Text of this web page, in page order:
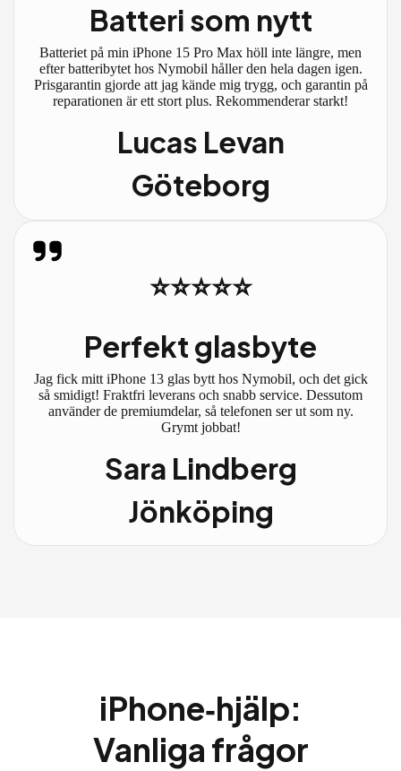
Batteri som nytt
Batteriet på min iPhone 15 Pro Max höll inte längre, men
efter batteribytet hos Nymobil håller den hela dagen igen.
Prisgarantin gjorde att jag kände mig trygg, och garantin på
reparationen är ett stort plus. Rekommenderar starkt!
Lucas Levan
Göteborg
⭐⭐⭐⭐⭐
Perfekt glasbyte
Jag fick mitt iPhone 13 glas bytt hos Nymobil, och det gick
så smidigt! Fraktfri leverans och snabb service. Dessutom
använder de premiumdelar, så telefonen ser ut som ny.
Grymt jobbat!
Sara Lindberg
Jönköping
iPhone‑hjälp:
Vanliga frågor